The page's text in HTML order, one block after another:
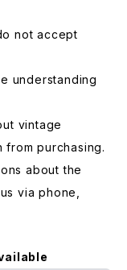
not accept
understanding
vintage
purchasing.
about the
via phone,